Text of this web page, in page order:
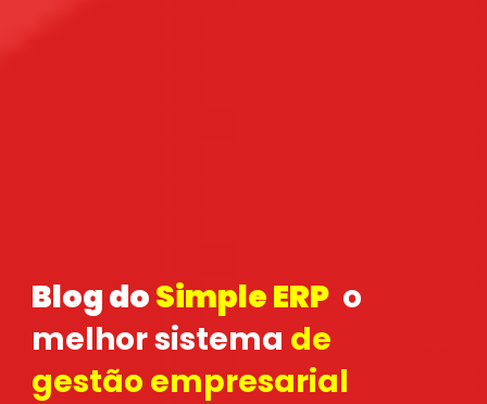
Blog doSimple ERP o
melhor sistema de
gestão empresarial